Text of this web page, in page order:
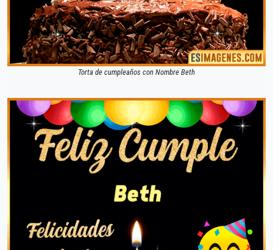
Torta de cumpleaños con Nombre Beth